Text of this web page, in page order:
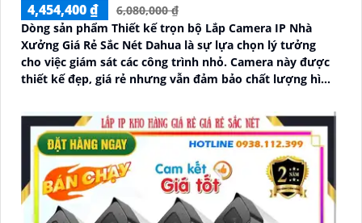
4,454,400 ₫
6,080,000 ₫
Dòng sản phẩm Thiết kế trọn bộ Lắp Camera IP Nhà
Xưởng Giá Rẻ Sắc Nét Dahua là sự lựa chọn lý tưởng
cho việc giám sát các công trình nhỏ. Camera này được
thiết kế đẹp, giá rẻ nhưng vẫn đảm bảo chất lượng hình